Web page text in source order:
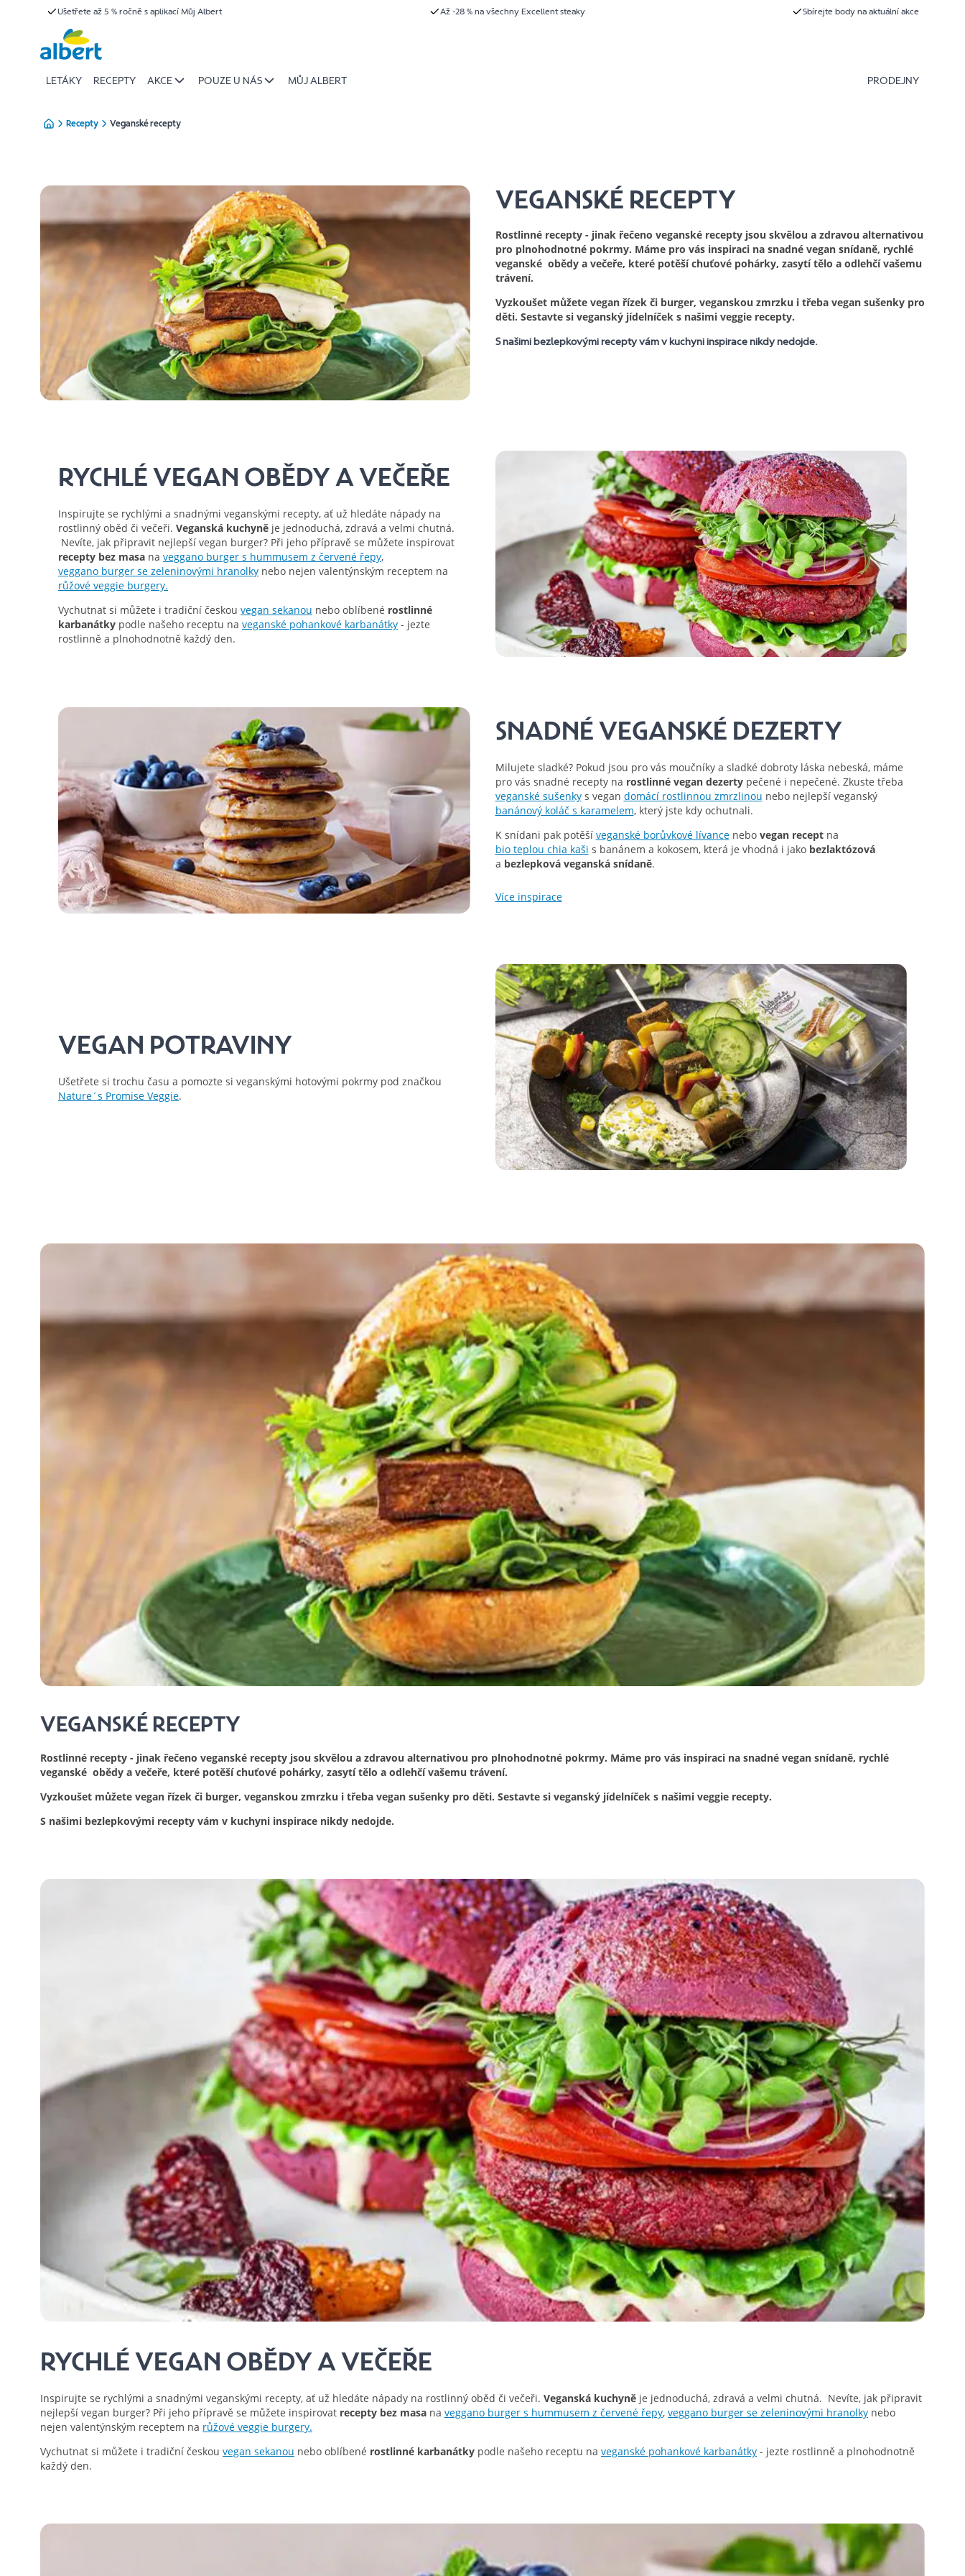
Veganské
Ušetřete až 5 % ročně s aplikací Můj Albert Až -28 % na všechny Excellent steaky Sbírejte body na aktuální akce
LETÁKY RECEPTY AKCE POUZE U NÁS MŮJ ALBERT PRODEJNY
Recepty Veganské recepty
VEGANSKÉ RECEPTY
Rostlinné recepty - jinak řečeno veganské recepty jsou skvělou a zdravou alternativou
pro plnohodnotné pokrmy. Máme pro vás inspiraci na snadné vegan snídaně, rychlé
veganské obědy a večeře, které potěší chuťové pohárky, zasytí tělo a odlehčí vašemu
trávení.
Vyzkoušet můžete vegan řízek či burger, veganskou zmrzku i třeba vegan sušenky pro
děti. Sestavte si veganský jídelníček s našimi veggie recepty.
S našimi bezlepkovými recepty vám v kuchyni inspirace nikdy nedojde.
RYCHLÉ VEGAN OBĚDY A VEČEŘE
Inspirujte se rychlými a snadnými veganskými recepty, ať už hledáte nápady na
rostlinný oběd či večeři. Veganská kuchyně je jednoduchá, zdravá a velmi chutná.
Nevíte, jak připravit nejlepší vegan burger? Při jeho přípravě se můžete inspirovat
recepty bez masa na veggano burger s hummusem z červené řepy,
veggano burger se zeleninovými hranolky nebo nejen valentýnským receptem na
růžové veggie burgery.
Vychutnat si můžete i tradiční českou vegan sekanou nebo oblíbené rostlinné
karbanátky podle našeho receptu na veganské pohankové karbanátky - jezte
rostlinně a plnohodnotně každý den.
SNADNÉ VEGANSKÉ DEZERTY
Milujete sladké? Pokud jsou pro vás moučníky a sladké dobroty láska nebeská, máme
pro vás snadné recepty na rostlinné vegan dezertypečené i nepečené. Zkuste třeba
veganské sušenkys vegan domácí rostlinnou zmrzlinou nebo nejlepší veganský
banánový koláč s karamelem, který jste kdy ochutnali.
K snídani pak potěší veganské borůvkové lívancenebo vegan recept na
bio teplou chia kaši s banánem a kokosem, která je vhodná i jako bezlaktózová
a bezlepková veganská snídaně.
Více inspirace
VEGAN POTRAVINY
Ušetřete si trochu času a pomozte si veganskými hotovými pokrmy pod značkou
Nature´s Promise Veggie.
VEGANSKÉ RECEPTY
Rostlinné recepty - jinak řečeno veganské recepty jsou skvělou a zdravou alternativou pro plnohodnotné pokrmy. Máme pro vás inspiraci na snadné vegan snídaně, rychlé
veganské obědy a večeře, které potěší chuťové pohárky, zasytí tělo a odlehčí vašemu trávení.
Vyzkoušet můžete vegan řízek či burger, veganskou zmrzku i třeba vegan sušenky pro děti. Sestavte si veganský jídelníček s našimi veggie recepty.
S našimi bezlepkovými recepty vám v kuchyni inspirace nikdy nedojde.
RYCHLÉ VEGAN OBĚDY A VEČEŘE
Inspirujte se rychlými a snadnými veganskými recepty, ať už hledáte nápady na rostlinný oběd či večeři. Veganská kuchyně je jednoduchá, zdravá a velmi chutná. Nevíte, jak připravit
nejlepší vegan burger? Při jeho přípravě se můžete inspirovat recepty bez masa na veggano burger s hummusem z červené řepy, veggano burger se zeleninovými hranolky nebo
nejen valentýnským receptem na růžové veggie burgery.
Vychutnat si můžete i tradiční českou vegan sekanou nebo oblíbené rostlinné karbanátky podle našeho receptu na veganské pohankové karbanátky - jezte rostlinně a plnohodnotně
každý den.